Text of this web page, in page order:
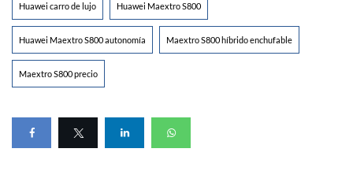
Huawei carro de lujo Huawei Maextro S800
Huawei Maextro S800 autonomía Maextro S800 híbrido enchufable
Maextro S800 precio